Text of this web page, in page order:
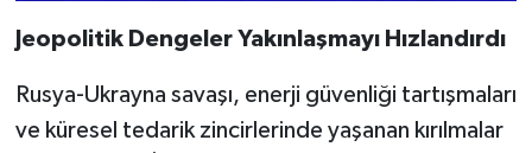
Jeopolitik Dengeler Yakınlaşmayı Hızlandırdı
Rusya-Ukrayna savaşı, enerji güvenliği tartışmaları
ve küresel tedarik zincirlerinde yaşanan kırılmalar